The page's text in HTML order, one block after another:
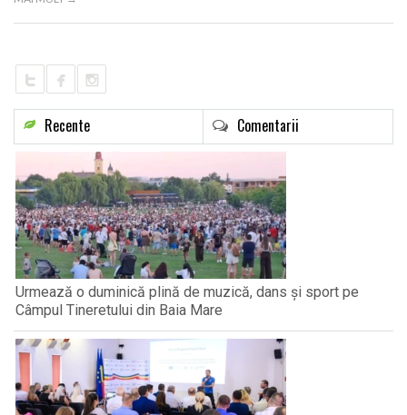
Recente Comentarii
Urmează o duminică plină de muzică, dans și sport pe
Câmpul Tineretului din Baia Mare